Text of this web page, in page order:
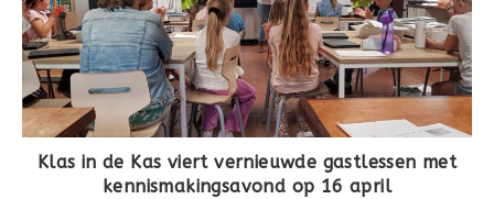
Klas in de Kas viert vernieuwde gastlessen met
kennismakingsavond op 16 april